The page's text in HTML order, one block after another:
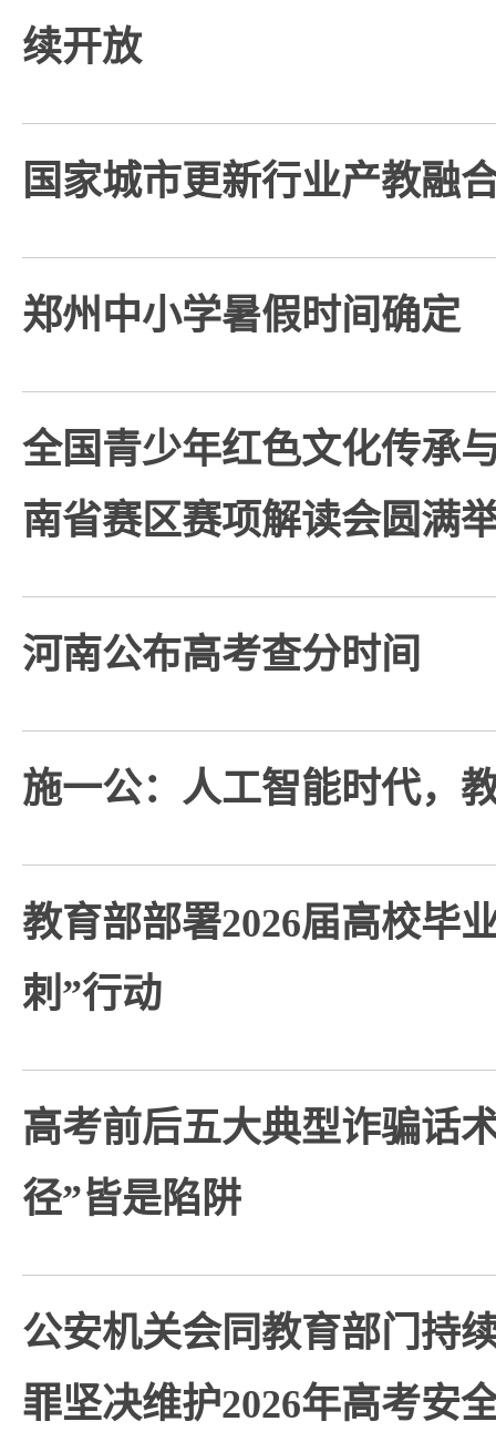
续开放
国家城市更新行业产教融
郑州中小学暑假时间确定
全国青少年红色文化传承
南省赛区赛项解读会圆满
河南公布高考查分时间
施一公：人工智能时代，
教育部部署2026届高校毕
刺”行动
高考前后五大典型诈骗话
径”皆是陷阱
公安机关会同教育部门持
罪坚决维护2026年高考安